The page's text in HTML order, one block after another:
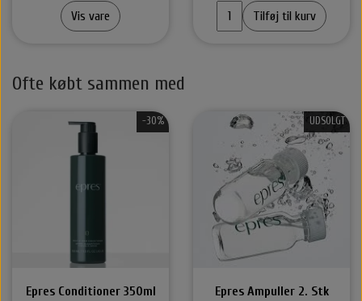
Vis vare Tilføj til kurv
Ofte købt sammen med
-30%
Epres Conditioner 350ml
UDSOLGT
Epres Ampuller 2. Stk